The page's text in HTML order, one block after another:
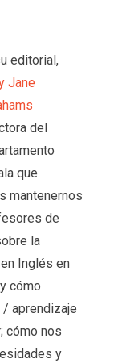
editorial,
Jane
del
que
mantenernos
de
la
Inglés en
cómo
aprendizaje
cómo nos
y